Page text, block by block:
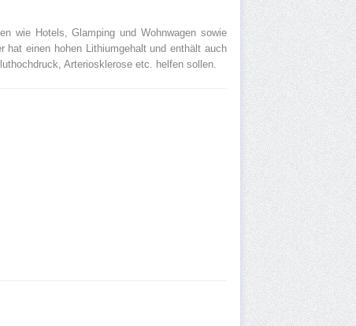
wie Hotels, Glamping und Wohnwagen sowie
hat einen hohen Lithiumgehalt und enthält auch
Arteriosklerose etc. helfen sollen.